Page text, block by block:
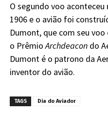
O segundo voo
1906 e o avião foi
Dumont, que com seu
o PrêmioArchdeacon do
Dumont é o patrono da
inventor do avião.
TAGS Dia do Aviador